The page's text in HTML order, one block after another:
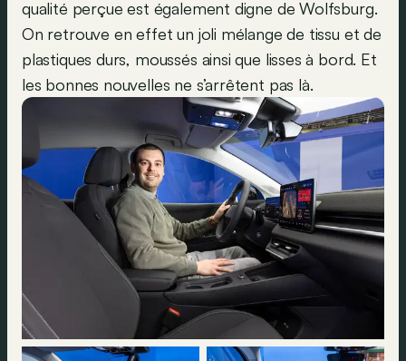
qualité perçue est également digne de Wolfsburg.
On retrouve en effet un joli mélange de tissu et de
plastiques durs, moussés ainsi que lisses à bord. Et
les bonnes nouvelles ne s’arrêtent pas là.